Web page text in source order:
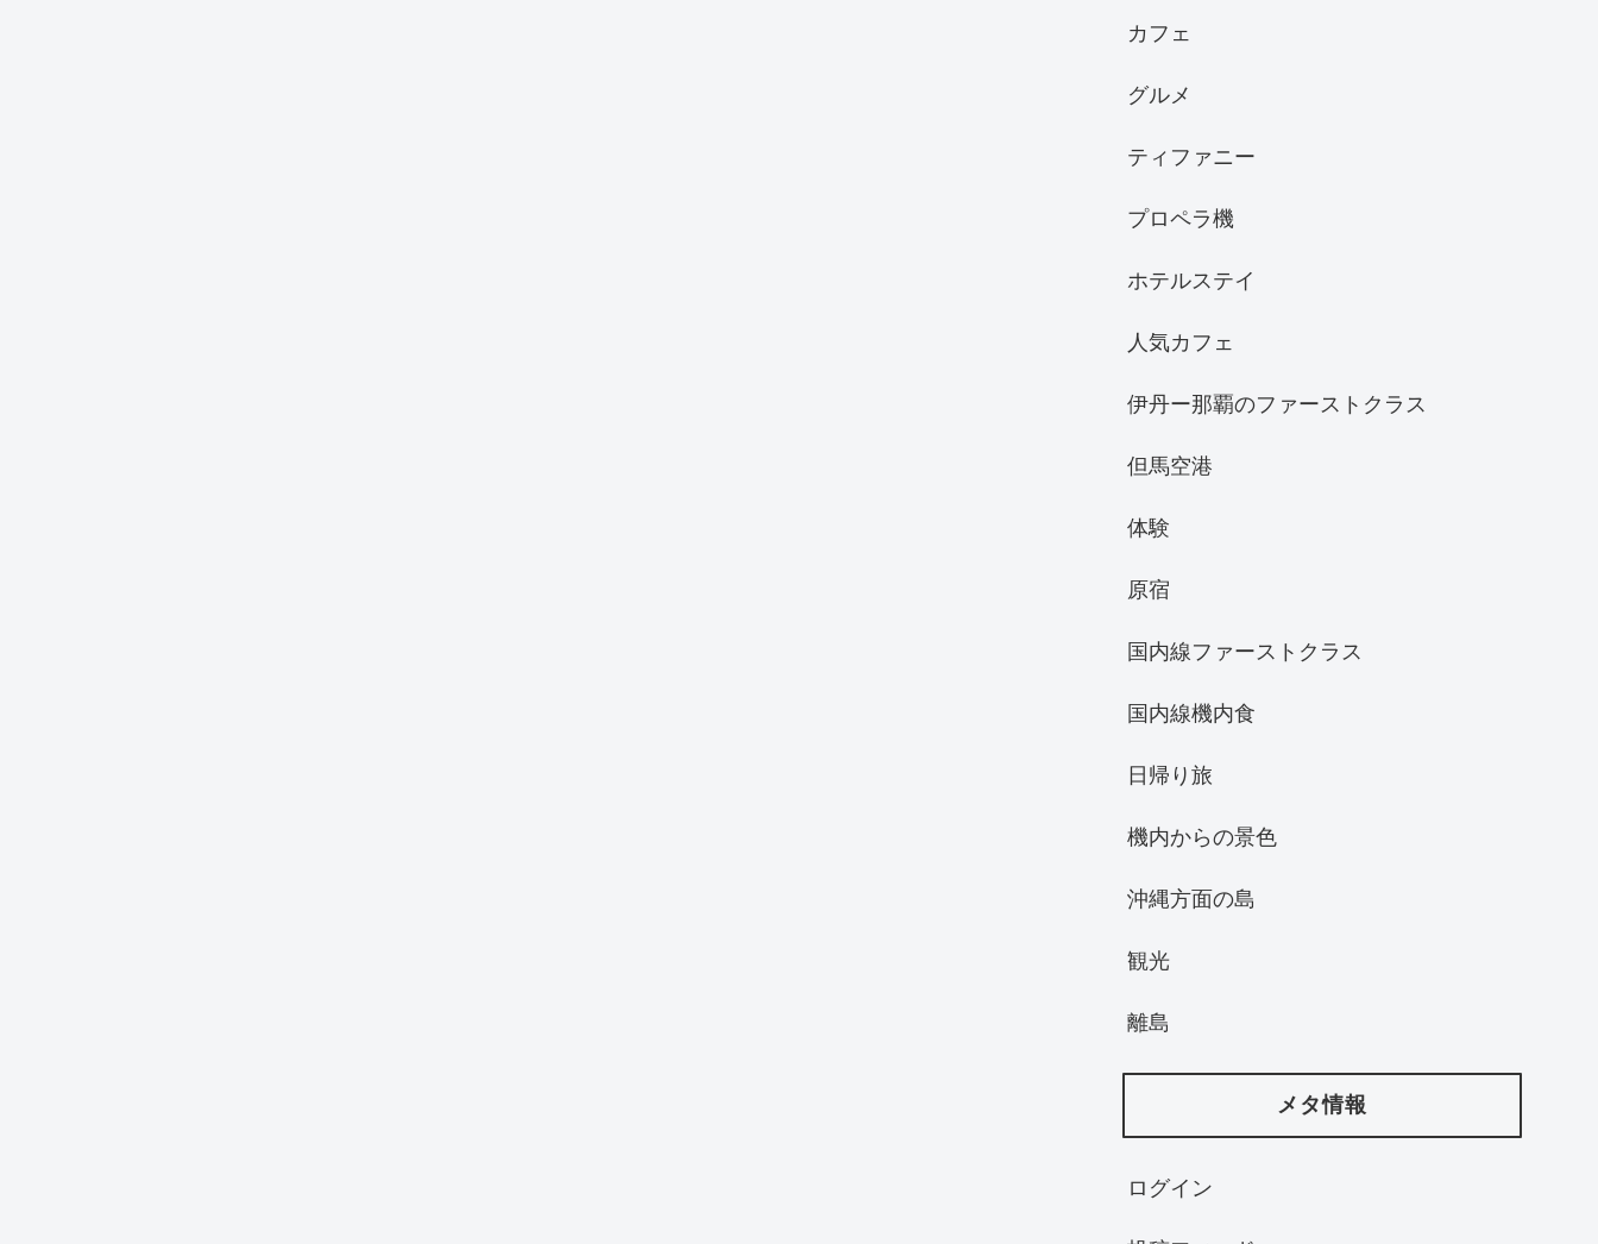
カフェ
グルメ
ティファニー
プロペラ機
ホテルステイ
人気カフェ
伊丹ー那覇のファーストクラス
但馬空港
体験
原宿
国内線ファーストクラス
国内線機内食
日帰り旅
機内からの景色
沖縄方面の島
観光
離島
メタ情報
ログイン